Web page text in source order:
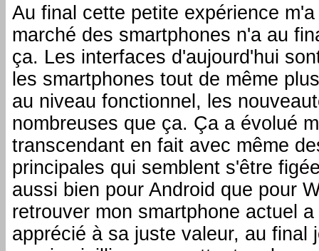
Au final cette petite expérience
marché des smartphones n'a au
ça. Les interfaces d'aujourd'hui
les smartphones tout de même
au niveau fonctionnel, les
nombreuses que ça. Ça a évolué
transcendant en fait avec même
principales qui semblent s'être
aussi bien pour Android que pour
retrouver mon smartphone actuel
apprécié à sa juste valeur, au final